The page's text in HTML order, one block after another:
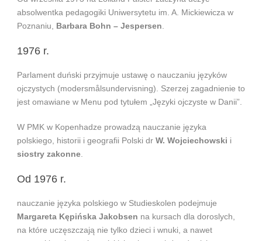
absolwentka pedagogiki Uniwersytetu im. A. Mickiewicza w
Poznaniu, Barbara Bohn – Jespersen
1976 r.
Parlament duński przyjmuje ustawę o nauczaniu języków
ojczystych (modersmålsundervisning). Szerzej zagadnienie to
jest omawiane w Menu pod tytułem „Języki ojczyste w Danii”.
W PMK w Kopenhadze prowadzą nauczanie języka
polskiego, historii i geografii Polski dr W. Wojciechowski i
siostry zakonne
Od 1976 r.
nauczanie języka polskiego w Studieskolen podejmuje
Margareta Kępińska Jakobsen na kursach dla doroslych,
na które uczęszczają nie tylko dzieci i wnuki, a nawet